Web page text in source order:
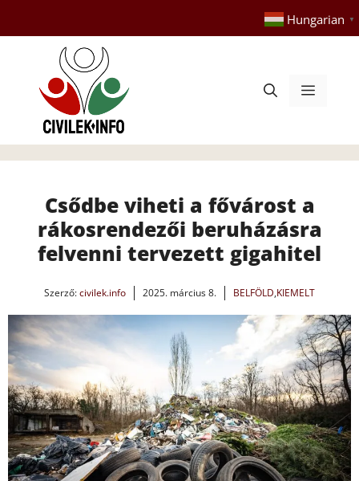
tartalomba
Hungarian ▼
Menü
Csődbe viheti a fővárost a
rákosrendezői beruházásra
felvenni tervezett gigahitel
Szerző:civilek.info 2025. március 8. BELFÖLD,KIEMELT